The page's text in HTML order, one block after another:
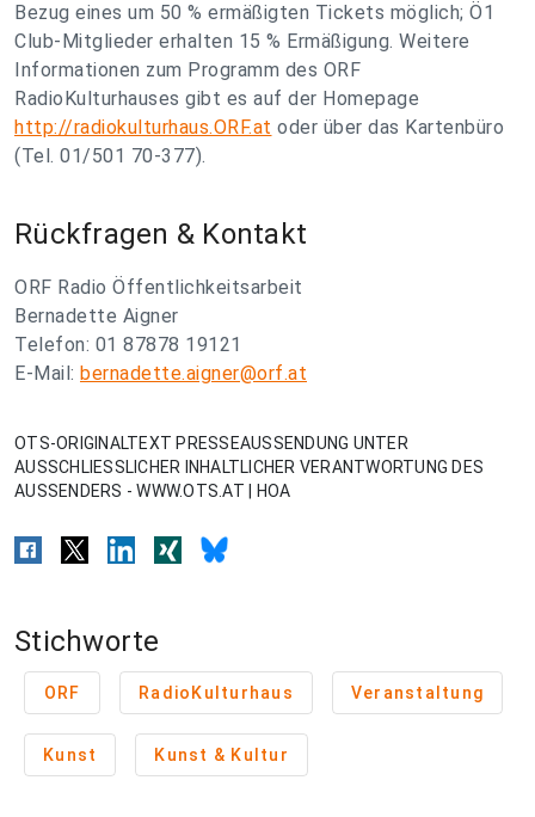
Bezug eines um 50 % ermäßigten Tickets möglich; Ö1
Club-Mitglieder erhalten 15 % Ermäßigung. Weitere
Informationen zum Programm des ORF
RadioKulturhauses gibt es auf der Homepage
http://radiokulturhaus.ORF.at oder über das Kartenbüro
(Tel. 01/501 70-377).
Rückfragen & Kontakt
ORF Radio Öffentlichkeitsarbeit
Bernadette Aigner
Telefon: 01 87878 19121
E-Mail: bernadette.aigner@orf.at
OTS-ORIGINALTEXT PRESSEAUSSENDUNG UNTER
AUSSCHLIESSLICHER INHALTLICHER VERANTWORTUNG DES
AUSSENDERS - WWW.OTS.AT | HOA
Stichworte
ORF RadioKulturhaus Veranstaltung
Kunst Kunst & Kultur